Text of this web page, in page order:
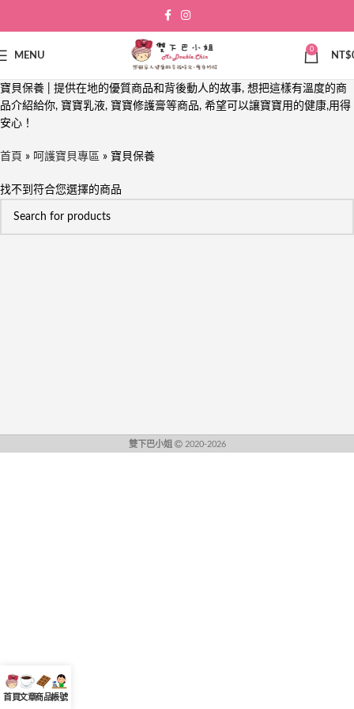
MENU
0
NT$
寶貝保養 | 提供在地的優質商品和背後動人的故事, 想把這樣有溫度的商
品介紹給你, 寶寶乳液, 寶寶修護膏等商品, 希望可以讓寶寶用的健康,用得
安心！
首頁 » 呵護寶貝專區 » 寶貝保養
找不到符合您選擇的商品
雙下巴小姐 2020-2026
首頁文章商品帳號